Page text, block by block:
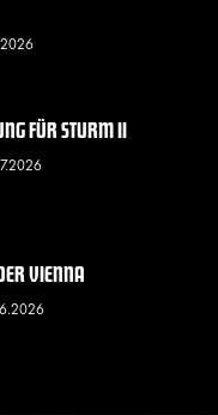
FÜR STURM II
VIENNA